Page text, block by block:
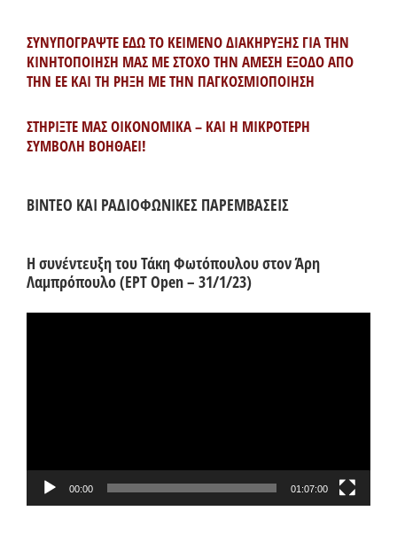
ΣΥΝΥΠΟΓΡΑΨΤΕ ΕΔΩ ΤΟ ΚΕΙΜΕΝΟ ΔΙΑΚΗΡΥΞΗΣ ΓΙΑ ΤΗΝ
ΚΙΝΗΤΟΠΟΙΗΣΗ ΜΑΣ ΜΕ ΣΤΟΧΟ ΤΗΝ ΑΜΕΣΗ ΕΞΟΔΟ ΑΠΟ
ΤΗΝ ΕΕ ΚΑΙ ΤΗ ΡΗΞΗ ΜΕ ΤΗΝ ΠΑΓΚΟΣΜΙΟΠΟΙΗΣΗ
ΣΤΗΡΙΞΤΕ ΜΑΣ ΟΙΚΟΝΟΜΙΚΑ – ΚΑΙ Η ΜΙΚΡΟΤΕΡΗ
ΣΥΜΒΟΛΗ ΒΟΗΘΑΕΙ!
ΒΙΝΤΕΟ ΚΑΙ ΡΑΔΙΟΦΩΝΙΚΕΣ ΠΑΡΕΜΒΑΣΕΙΣ
Η συνέντευξη του Τάκη Φωτόπουλου στον Άρη
Λαμπρόπουλο (ΕΡΤ Open – 31/1/23)
00:00 01:07:00